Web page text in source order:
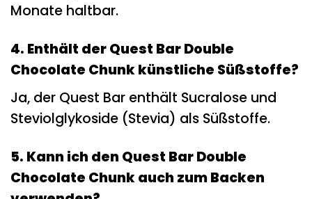
Monate haltbar.
4. Enthält der Quest Bar Double
Chocolate Chunk künstliche Süßstoffe?
Ja, der Quest Bar enthält Sucralose und
Steviolglykoside (Stevia) als Süßstoffe.
5. Kann ich den Quest Bar Double
Chocolate Chunk auch zum Backen